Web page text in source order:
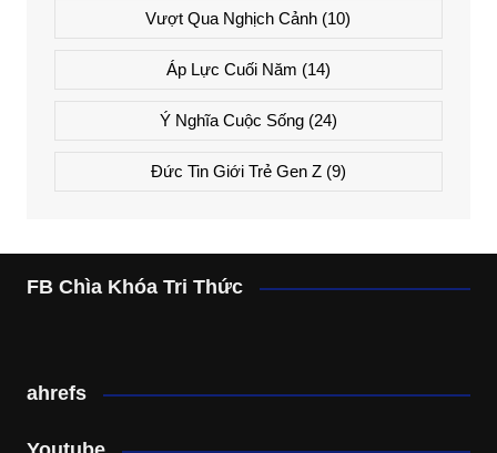
Vượt Qua Nghịch Cảnh (10)
Áp Lực Cuối Năm (14)
Ý Nghĩa Cuộc Sống(24)
Đức Tin Giới Trẻ Gen Z(9)
FB Chìa Khóa Tri Thức
ahrefs